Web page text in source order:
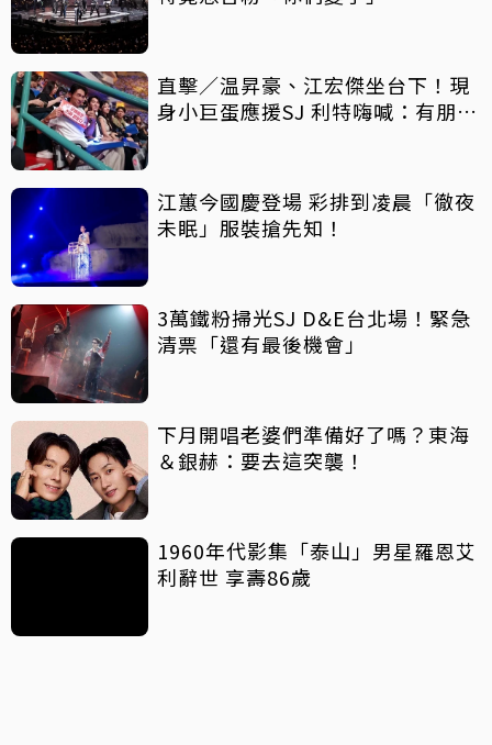
直擊／温昇豪、江宏傑坐台下！現
身小巨蛋應援SJ 利特嗨喊：有朋友
江蕙今國慶登場 彩排到凌晨「徹夜
未眠」服裝搶先知！
3萬鐵粉掃光SJ D&E台北場！緊急
清票「還有最後機會」
下月開唱老婆們準備好了嗎？東海
＆銀赫：要去這突襲！
1960年代影集「泰山」男星羅恩艾
利辭世 享壽86歲